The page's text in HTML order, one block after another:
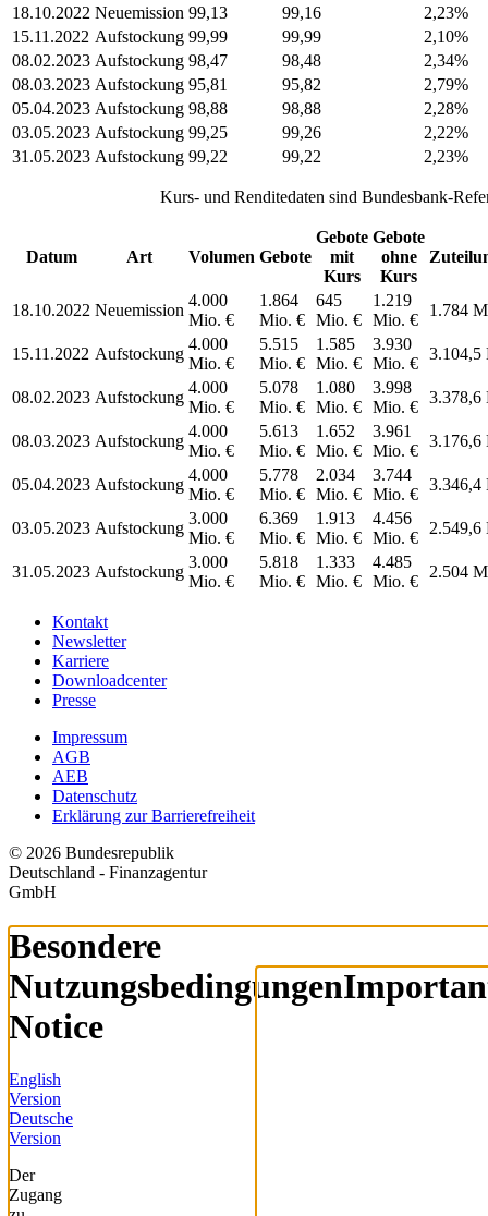
18.10.2022 Neuemission 99,13 99,16
2,23%
15.11.2022 Aufstockung 99,99 99,99
2,10%
08.02.2023 Aufstockung 98,47 98,48
2,34%
08.03.2023 Aufstockung 95,81 95,82
2,79%
05.04.2023 Aufstockung 98,88 98,88
2,28%
03.05.2023 Aufstockung 99,25 99,26
2,22%
31.05.2023 Aufstockung 99,22 99,22 2,23%
Kurs- und Renditedaten sind Bundesbank-
Datum Art Volumen Gebote
Gebote
mit
Kurs
Gebote
ohne
Kurs
18.10.2022 Neuemission
4.000
Mio. €
1.864
Mio. €
645
Mio. €
1.219
Mio. €
1.784
15.11.2022 Aufstockung
4.000
Mio. €
5.515
Mio. €
1.585
Mio. €
3.930
Mio. €
3.104,5
08.02.2023 Aufstockung
4.000
Mio. €
5.078
Mio. €
1.080
Mio. €
3.998
Mio. €
3.378,6
08.03.2023 Aufstockung
4.000
Mio. €
5.613
Mio. €
1.652
Mio. €
3.961
Mio. €
3.176,6
05.04.2023 Aufstockung
4.000
Mio. €
5.778
Mio. €
2.034
Mio. €
3.744
Mio. €
3.346,4
03.05.2023 Aufstockung
3.000
Mio. €
6.369
Mio. €
1.913
Mio. €
4.456
Mio. €
2.549,6
31.05.2023 Aufstockung
3.000
Mio. €
5.818
Mio. €
1.333
Mio. €
4.485
Mio. €
2.504
Kontakt
Newsletter
Karriere
Downloadcenter
Presse
Impressum
AGB
AEB
Datenschutz
Erklärung zur Barrierefreiheit
© 2026 Bundesrepublik
Deutschland - Finanzagentur
GmbH
Besondere
Nutzungsbedingungen
Notice
English
Version
Deutsche
Version
Der
Zugang